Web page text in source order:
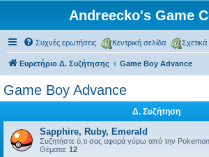
Andreecko's Game
Συχνές ερωτήσεις Κεντρική σελίδα
Ευρετήριο Δ. Συζήτησης Game Boy Advance
Game Boy Advance
Δ. Συζήτηση
Sapphire, Ruby, Emerald
Συζητήστε ό,τι σας αφορά γύρω από την
Θέματα: 12